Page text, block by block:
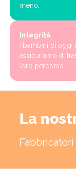
meno.
Integrità
I bambini di
assicuriamo di
loro percorso.
La